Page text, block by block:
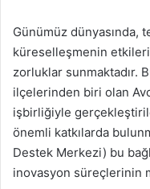
Günümüz dünyasında,
küreselleşmenin
zorluklar sunmaktadır.
ilçelerinden biri olan
işbirliğiyle
önemli katkılarda
Destek Merkezi) bu
inovasyon süreçlerinin